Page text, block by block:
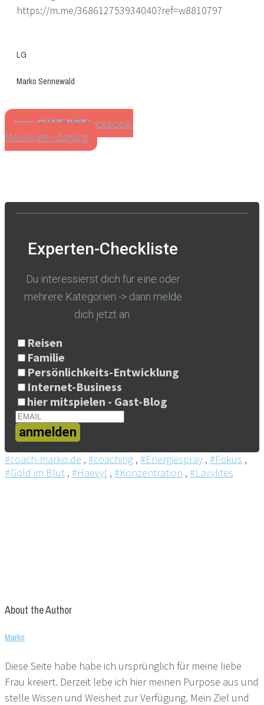
https://m.me/368612753934040?ref=w8810797
LG
Marko Sennewald
zum CHAT-BOTFacebook-
Messenger-Zugang
Experten-Checkliste
Du interessierst dich für eine oder
mehrere Kategorien -> dann melde
dich jetzt an.
Reisen
Familie
Persönlichkeits-Entwicklung
Internet-Business
hier mitspielen - Gast-Blog
anmelden
#coach-marko.de , #coaching , #Energiespray , #Fokus ,
#Gold im Blut , #Haevyl , #Konzentration , #Lavylites
About the Author
Marko
Diese Seite habe habe ich ursprünglich für meine liebe
Frau kreiert. Derzeit lebe ich hier meinen Purpose aus und
stelle Wissen und Weisheit zur Verfügung. Mein Ziel und